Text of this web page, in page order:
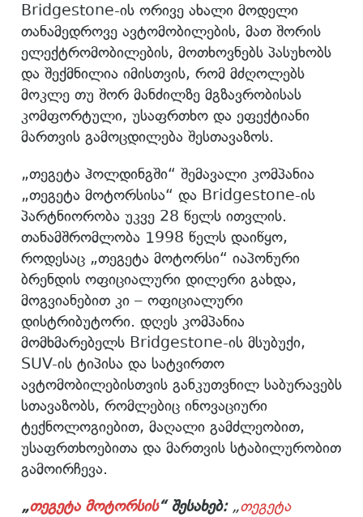
Bridgestone-ის ორივე ახალი მოდელი
თანამედროვე ავტომობილების, მათ შორის
ელექტრომობილების, მოთხოვნებს პასუხობს
და შექმნილია იმისთვის, რომ მძღოლებს
მოკლე თუ შორ მანძილზე მგზავრობისას
კომფორტული, უსაფრთხო და ეფექტიანი
მართვის გამოცდილება შესთავაზოს.
„თეგეტა ჰოლდინგში“ შემავალი კომპანია
„თეგეტა მოტორსისა“ და Bridgestone-ის
პარტნიორობა უკვე 28 წელს ითვლის.
თანამშრომლობა 1998 წელს დაიწყო,
როდესაც „თეგეტა მოტორსი“ იაპონური
ბრენდის ოფიციალური დილერი გახდა,
მოგვიანებით კი – ოფიციალური
დისტრიბუტორი. დღეს კომპანია
მომხმარებელს Bridgestone-ის მსუბუქი,
SUV-ის ტიპისა და სატვირთო
ავტომობილებისთვის განკუთვნილ საბურავებს
სთავაზობს, რომლებიც ინოვაციური
ტექნოლოგიებით, მაღალი გამძლეობით,
უსაფრთხოებითა და მართვის სტაბილურობით
გამოირჩევა.
„თეგეტა მოტორსის“ შესახებ: „თეგეტა